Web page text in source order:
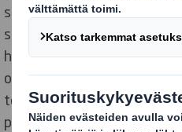
säästömahdollisuuksia.
säästöistä koski
hyllyvalmiita
omalle tuotemerkille. DS
totesivat, että käytössä
pakkausten osalta on